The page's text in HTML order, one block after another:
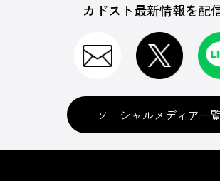
カドスト最新情報を配
ソーシャルメディア一